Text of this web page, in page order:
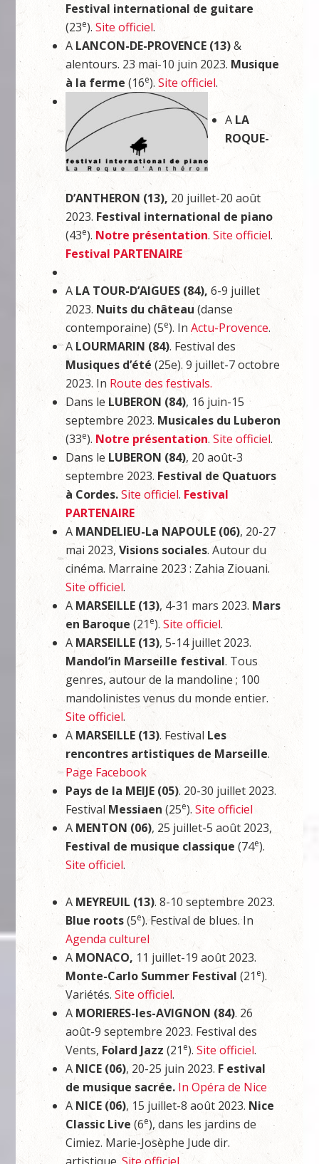
Festival international de guitare
(23e).Site officiel.
A LANCON-DE-PROVENCE (13)&
alentours. 23 mai-10 juin 2023. Musique
à la ferme (16e).Site officiel.
A LA
ROQUE-
D’ANTHERON (13), 20 juillet-20 août
2023. Festival international de piano
(43e). Notre présentation.Site officiel.
Festival PARTENAIRE
A LA TOUR-D’AIGUES (84), 6-9 juillet
2023. Nuits du château (danse
contemporaine) (5e). InActu-Provence.
A LOURMARIN (84). Festival des
Musiques d’été(25e). 9 juillet-7 octobre
2023. In Route des festivals.
Dans le LUBERON (84), 16 juin-15
septembre 2023. Musicales du Luberon
(33e). Notre présentation.Site officiel.
Dans le LUBERON (84), 20 août-3
septembre 2023. Festival de Quatuors
à Cordes.Site officiel. Festival
PARTENAIRE
A MANDELIEU-La NAPOULE (06), 20-27
mai 2023,Visions sociales. Autour du
cinéma. Marraine 2023 : Zahia Ziouani.
Site officiel.
A MARSEILLE (13), 4-31 mars 2023. Mars
en Baroque (21 e).Site officiel.
A MARSEILLE (13), 5-14 juillet 2023.
Mandol’in Marseille festival. Tous
genres, autour de la mandoline ; 100
mandolinistes venus du monde entier.
Site officiel.
A MARSEILLE (13). Festival Les
rencontres artistiques de Marseille.
Page Facebook
Pays de la MEIJE (05). 20-30 juillet 2023.
Festival Messiaen(25e).Site officiel
A MENTON (06), 25 juillet-5 août 2023,
Festival de musique classique(74e).
Site officiel.
A MEYREUIL (13). 8-10 septembre 2023.
Blue roots(5e). Festival de blues. In
Agenda culturel
A MONACO, 11 juillet-19 août 2023.
Monte-Carlo Summer Festival(21 e).
Variétés.Site officiel.
A MORIERES-les-AVIGNON (84). 26
août-9 septembre 2023. Festival des
Vents, Folard Jazz (21 e).Site officiel.
A NICE (06), 20-25 juin 2023. F estival
de musique sacrée. In Opéra de Nice
A NICE (06), 15 juillet-8 août 2023. Nice
Classic Live(6e), dans les jardins de
Cimiez. Marie-Josèphe Jude dir.